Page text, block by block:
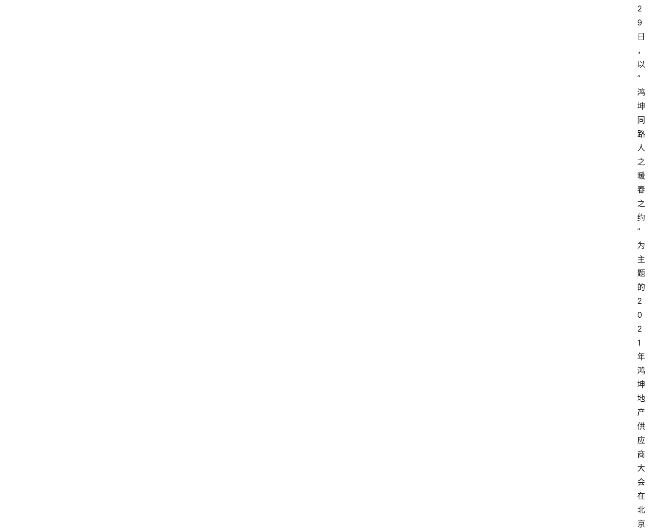
2
9
日
，
以
“
鸿
坤
同
路
人
之
暖
春
之
约
”
为
主
题
的
2
0
2
1
年
鸿
坤
地
产
供
应
商
大
会
在
北
京